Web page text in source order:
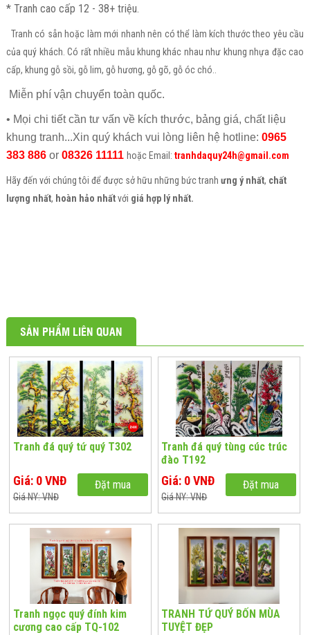
* Tranh cao cấp 12 - 38+ triệu.
Tranh có sẵn hoặc làm mới nhanh nên có thể làm kích thước theo yêu cầu
của quý khách. Có rất nhiều mẫu khung khác nhau như khung nhựa đặc cao
cấp, khung gỗ sồi, gỗ lim, gỗ hương, gỗ gõ, gỗ óc chó..
Miễn phí vận chuyển toàn quốc.
• Mọi chi tiết cần tư vấn về kích thước, bảng giá, chất liệu
khung tranh...Xin quý khách vui lòng liên hệ hotline: 0965
383 886 or 08326 11111 hoặc Email: tranhdaquy24h@gmail.com
Hãy đến với chúng tôi để được sở hữu những bức tranh ưng ý nhất, chất
lượng nhất, hoàn hảo nhấtvới giá hợp lý nhất.
SẢN PHẨM LIÊN QUAN
Tranh đá quý tứ quý T302
Giá: 0 VNĐ
Giá NY: VNĐ
Đặt mua
Tranh đá quý tùng cúc trúc
đào T192
Giá: 0 VNĐ
Giá NY: VNĐ
Đặt mua
Tranh ngọc quý đính kim
cương cao cấp TQ-102
TRANH TỨ QUÝ BỐN MÙA
TUYỆT ĐẸP